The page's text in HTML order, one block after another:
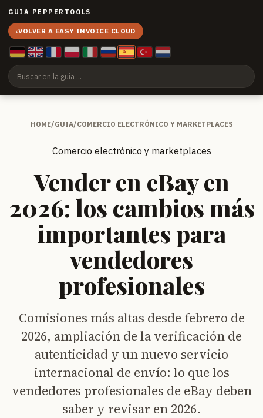
GUIA PEPPERTOOLS
‹VOLVER A EASY INVOICE CLOUD
HOME/GUIA/COMERCIO ELECTRÓNICO Y MARKETPLACES
Comercio electrónico y marketplaces
Vender en eBay en
2026: los cambios más
importantes para
vendedores
profesionales
Comisiones más altas desde febrero de
2026, ampliación de la verificación de
autenticidad y un nuevo servicio
internacional de envío: lo que los
vendedores profesionales de eBay deben
saber y revisar en 2026.